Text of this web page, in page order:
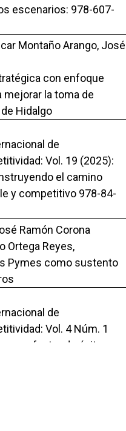
escenarios: 978-607-
Montaño Arango, José
con enfoque
la toma de
Hidalgo
de
Vol. 19 (2025):
el camino
y competitivo 978-84-
Ramón Corona
Ortega Reyes,
Pymes como sustento
de
Vol. 4 Núm. 1
factor de éxito